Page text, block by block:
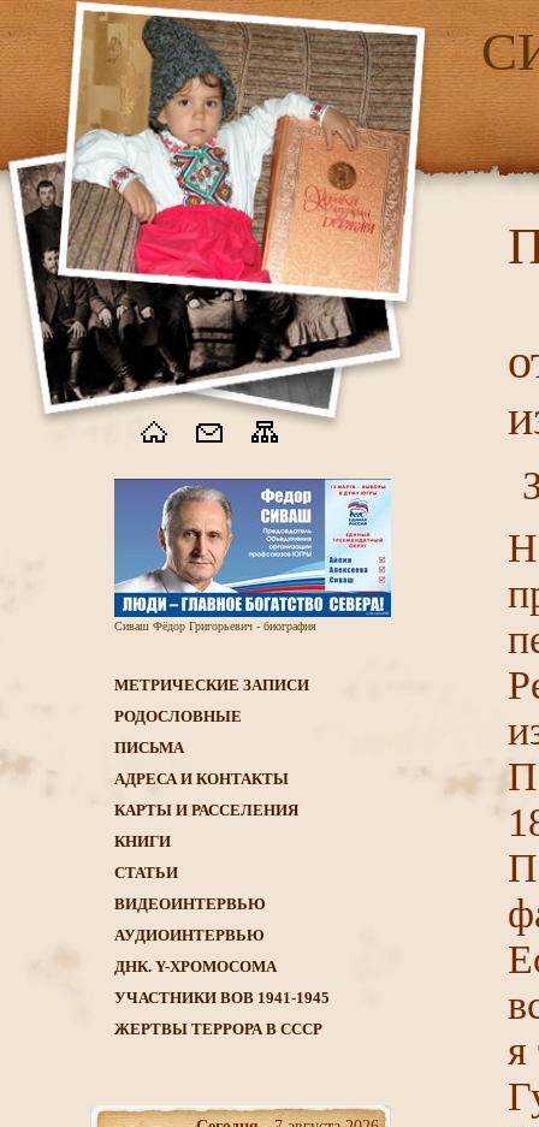
Сиваш Фёдор Григорьевич - биография
МЕТРИЧЕСКИЕ ЗАПИСИ
РОДОСЛОВНЫЕ
ПИСЬМА
АДРЕСА И КОНТАКТЫ
КАРТЫ И РАССЕЛЕНИЯ
КНИГИ
CТАТЬИ
ВИДЕОИНТЕРВЬЮ
АУДИОИНТЕРВЬЮ
ДНК. Y-ХРОМОСОМА
УЧАСТНИКИ ВОВ 1941-1945
ЖЕРТВЫ ТЕРРОРА В СССР